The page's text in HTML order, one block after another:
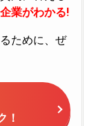
業がわかる!
ために、ぜ
！